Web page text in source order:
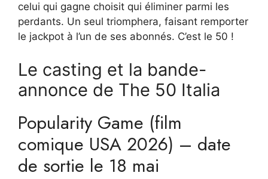
celui qui gagne choisit qui éliminer parmi les
perdants. Un seul triomphera, faisant remporter
le jackpot à l’un de ses abonnés. C’est le 50 !
Le casting et la bande-
annonce de The 50 Italia
Popularity Game (film
comique USA 2026) – date
de sortie le 18 mai